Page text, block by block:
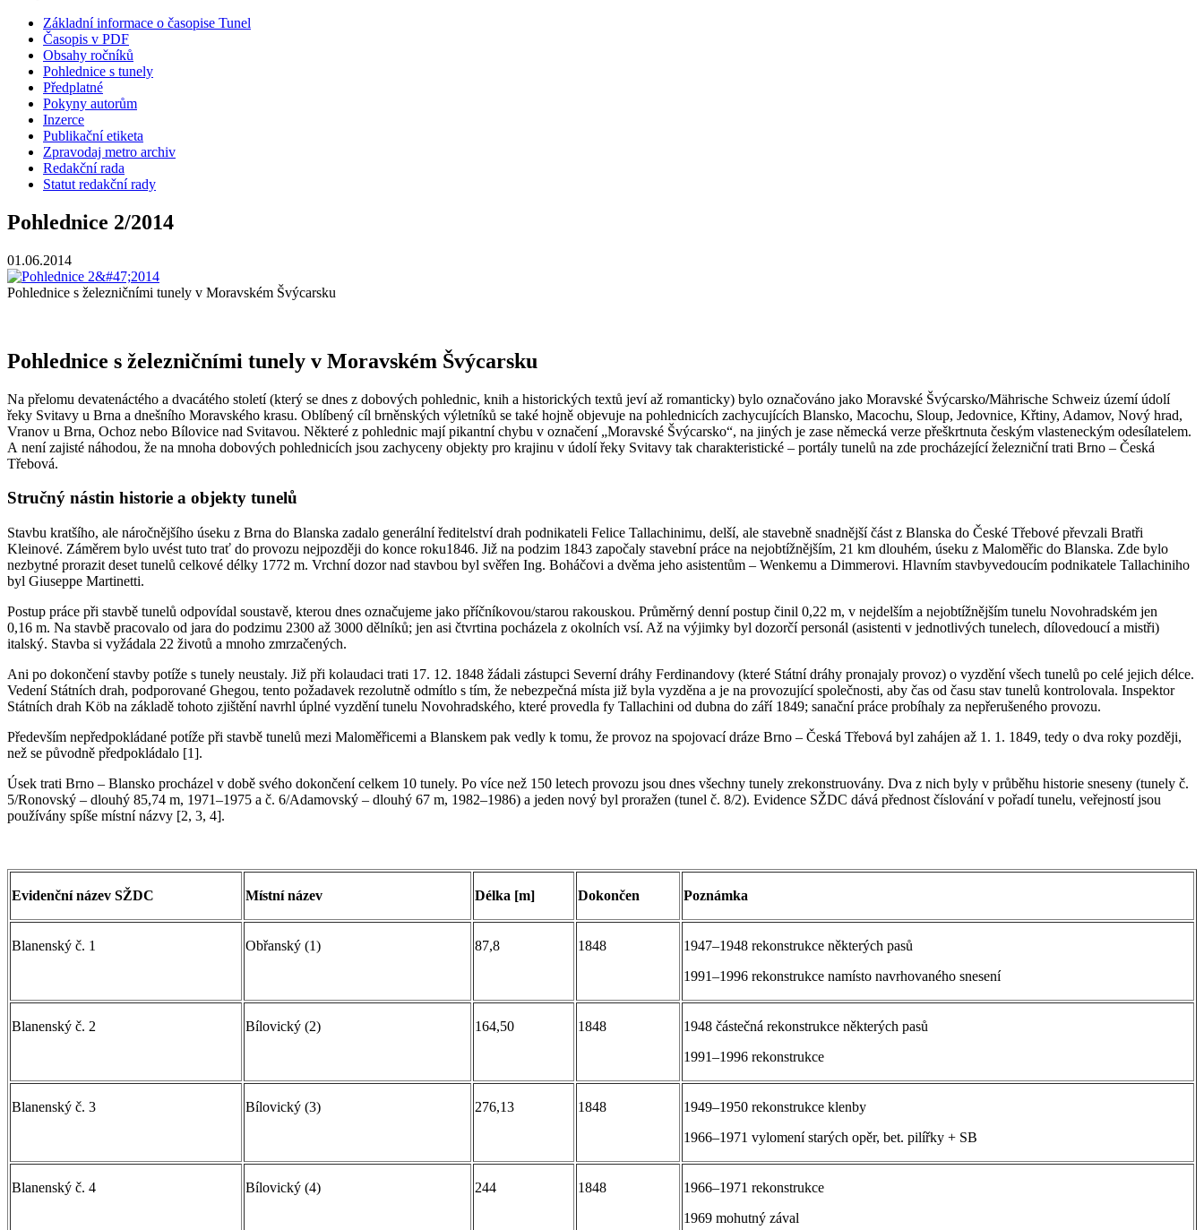
Základní informace o časopise Tunel
Časopis v PDF
Obsahy ročníků
Pohlednice s tunely
Předplatné
Pokyny autorům
Inzerce
Publikační etiketa
Zpravodaj metro archiv
Redakční rada
Statut redakční rady
Pohlednice 2/2014
01.06.2014
Pohlednice s železničními tunely v Moravském Švýcarsku
Pohlednice s železničními tunely v Moravském Švýcarsku
Na přelomu devatenáctého a dvacátého století (který se dnes z dobových pohlednic, knih a historických textů jeví až romanticky) bylo označováno jako Moravské Švýcarsko/Mährische Schweiz území údolí
řeky Svitavy u Brna a dnešního Moravského krasu. Oblíbený cíl brněnských výletníků se také hojně objevuje na pohlednicích zachycujících Blansko, Macochu, Sloup, Jedovnice, Křtiny, Adamov, Nový hrad,
Vranov u Brna, Ochoz nebo Bílovice nad Svitavou. Některé z pohlednic mají pikantní chybu v označení „Moravské Švýcarsko“, na jiných je zase německá verze přeškrtnuta českým vlasteneckým odesílatelem.
A není zajisté náhodou, že na mnoha dobových pohlednicích jsou zachyceny objekty pro krajinu v údolí řeky Svitavy tak charakteristické – portály tunelů na zde procházející železniční trati Brno – Česká
Třebová.
Stručný nástin historie a objekty tunelů
Stavbu kratšího, ale náročnějšího úseku z Brna do Blanska zadalo generální ředitelství drah podnikateli Felice Tallachinimu, delší, ale stavebně snadnější část z Blanska do České Třebové převzali Bratři
Kleinové. Záměrem bylo uvést tuto trať do provozu nejpozději do konce roku1846. Již na podzim 1843 započaly stavební práce na nejobtížnějším, 21 km dlouhém, úseku z Maloměřic do Blanska. Zde bylo
nezbytné prorazit deset tunelů celkové délky 1772 m. Vrchní dozor nad stavbou byl svěřen Ing. Boháčovi a dvěma jeho asistentům – Wenkemu a Dimmerovi. Hlavním stavbyvedoucím podnikatele Tallachiniho
byl Giuseppe Martinetti.
Postup práce při stavbě tunelů odpovídal soustavě, kterou dnes označujeme jako příčníkovou/starou rakouskou. Průměrný denní postup činil 0,22 m, v nejdelším a nejobtížnějším tunelu Novohradském jen
0,16 m. Na stavbě pracovalo od jara do podzimu 2300 až 3000 dělníků; jen asi čtvrtina pocházela z okolních vsí. Až na výjimky byl dozorčí personál (asistenti v jednotlivých tunelech, dílovedoucí a mistři)
italský. Stavba si vyžádala 22 životů a mnoho zmrzačených.
Ani po dokončení stavby potíže s tunely neustaly. Již při kolaudaci trati 17. 12. 1848 žádali zástupci Severní dráhy Ferdinandovy (které Státní dráhy pronajaly provoz) o vyzdění všech tunelů po celé jejich délce.
Vedení Státních drah, podporované Ghegou, tento požadavek rezolutně odmítlo s tím, že nebezpečná místa již byla vyzděna a je na provozující společnosti, aby čas od času stav tunelů kontrolovala. Inspektor
Státních drah Köb na základě tohoto zjištění navrhl úplné vyzdění tunelu Novohradského, které provedla fy Tallachini od dubna do září 1849; sanační práce probíhaly za nepřerušeného provozu.
Především nepředpokládané potíže při stavbě tunelů mezi Maloměřicemi a Blanskem pak vedly k tomu, že provoz na spojovací dráze Brno – Česká Třebová byl zahájen až 1. 1. 1849, tedy o dva roky později,
než se původně předpokládalo [1].
Úsek trati Brno – Blansko procházel v době svého dokončení celkem 10 tunely. Po více než 150 letech provozu jsou dnes všechny tunely zrekonstruovány. Dva z nich byly v průběhu historie sneseny (tunely č.
5/Ronovský – dlouhý 85,74 m, 1971–1975 a č. 6/Adamovský – dlouhý 67 m, 1982–1986) a jeden nový byl proražen (tunel č. 8/2). Evidence SŽDC dává přednost číslování v pořadí tunelu, veřejností jsou
používány spíše místní názvy [2, 3, 4].
Evidenční název SŽDC Místní název Délka [m] Dokončen Poznámka
Blanenský č. 1 Obřanský (1) 87,8 1848
1947–1948 rekonstrukce některých pasů
1991–1996 rekonstrukce namísto navrhovaného snesení
Blanenský č. 2 Bílovický (2) 164,50 1848
1948 částečná rekonstrukce některých pasů
1991–1996 rekonstrukce
Blanenský č. 3 Bílovický (3) 276,13 1848
1949–1950 rekonstrukce klenby
1966–1971 vylomení starých opěr, bet. pilířky + SB
Blanenský č. 4 Bílovický (4) 244 1848
1966–1971 rekonstrukce
1969 mohutný zával